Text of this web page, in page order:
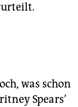
was schon
Spears’